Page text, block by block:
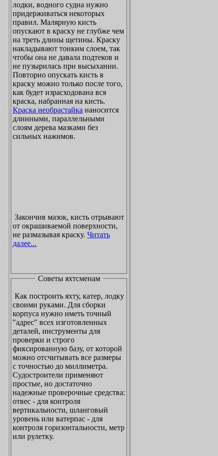
лодки, водного судна нужно
придерживаться некоторых
правил. Малярную кисть
опускают в краску не глубже чем
на треть длины щетины. Краску
накладывают тонким слоем, так
чтобы она не давала подтеков и
не пузырилась при высыхании.
Повторно опускать кисть в
краску можно только после того,
как будет израсходована вся
краска, набранная на кисть.
Краска необрастайка
длинными, параллельными
слоям дерева мазками без
сильных нажимов.
Закончив мазок, кисть отрывают
от окрашиваемой поверхности,
не размазывая краску. Читать
далее...
Советы яхтсменам
Как построить яхту, катер, лодку
своими руками. Для сборки
корпуса нужно иметь точный
"адрес" всех изготовленных
деталей, инструменты для
проверки и строго
фиксированную базу, от которой
можно отсчитывать все размеры
с точностью до миллиметра.
Судостроители применяют
простые, но достаточно
надежные проверочные средства:
отвес - для контроля
вертикальности, шланговый
уровень или ватерпас - для
контроля горизонтальности, метр
или рулетку.